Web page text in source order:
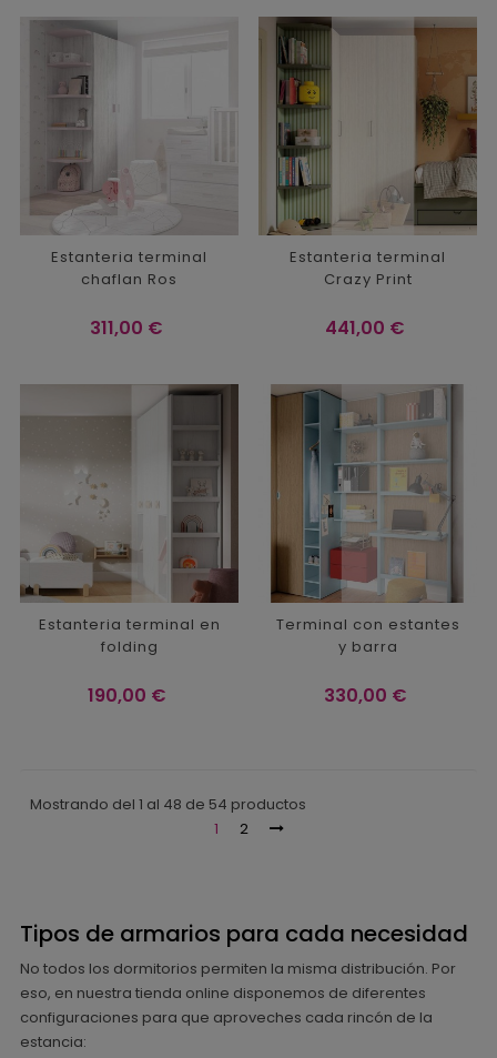
Estanteria terminal
chaflan Ros
Precio
311,00 €
Estanteria terminal
Crazy Print
Precio
441,00 €
Estanteria terminal en
folding
Precio
190,00 €
Terminal con estantes
y barra
Precio
330,00 €
Mostrando del 1 al 48 de 54 productos
1
2
Tipos de armarios para cada necesidad
No todos los dormitorios permiten la misma distribución. Por
eso, en nuestra tienda online disponemos de diferentes
configuraciones para que aproveches cada rincón de la
estancia: